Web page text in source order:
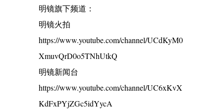
明镜旗下频道：
明镜火拍
https://www.youtube.com/channel/UCdKyM0
XmuvQrD0o5TNhUtkQ
明镜新闻台
https://www.youtube.com/channel/UC6xKvX
KdFxPYjZGc5idYycA